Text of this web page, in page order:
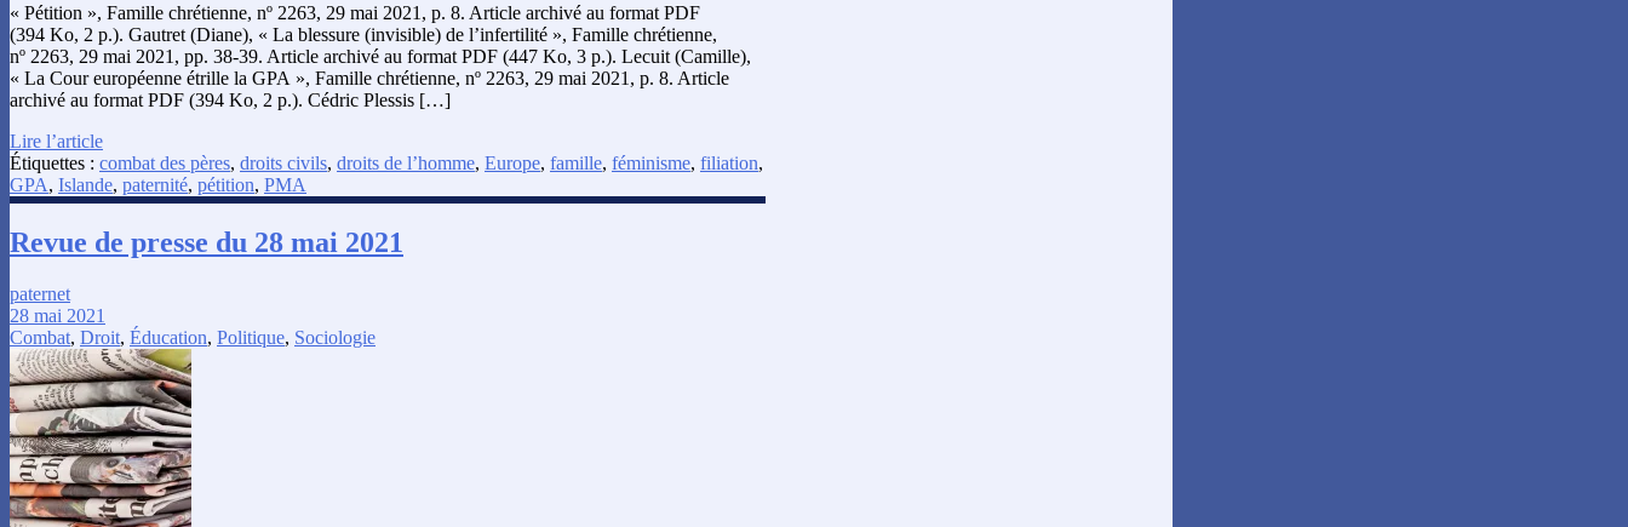
« Pétition », Famille chrétienne, nº 2263, 29 mai 2021, p. 8. Article archivé au format PDF
(394 Ko, 2 p.). Gautret (Diane), « La blessure (invisible) de l’infertilité », Famille chrétienne,
nº 2263, 29 mai 2021, pp. 38-39. Article archivé au format PDF (447 Ko, 3 p.). Lecuit (Camille),
« La Cour européenne étrille la GPA », Famille chrétienne, nº 2263, 29 mai 2021, p. 8. Article
archivé au format PDF (394 Ko, 2 p.). Cédric Plessis […]
Lire l’article
Étiquettes : combat des pères, droits civils, droits de l’homme, Europe, famille, féminisme, filiation,
GPA, Islande, paternité, pétition, PMA
Revue de presse du 28 mai 2021
paternet
28 mai 2021
Combat, Droit, Éducation, Politique, Sociologie